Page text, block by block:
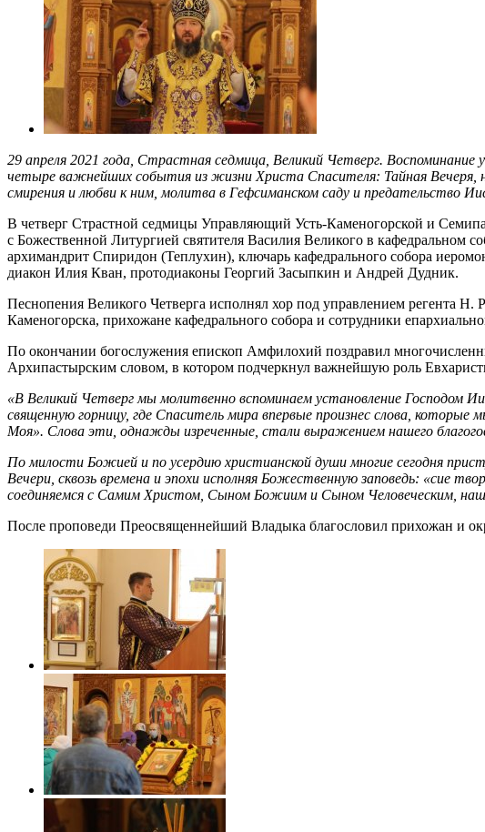
29 апреля 2021 года, Страстная седмица, Великий Четверг.
четыре важнейших события из жизни Христа Спасителя: Тайная Вечеря,
смирения и любви к ним, молитва в Гефсиманском саду и предательство
В четверг Страстной седмицы Управляющий Усть-Каменогорской и
с Божественной Литургией святителя Василия Великого в кафедральном
архимандрит Спиридон (Теплухин), ключарь кафедрального собора
диакон Илия Кван, протодиаконы Георгий Засыпкин и Андрей Дудник.
Песнопения Великого Четверга исполнял хор под управлением регента
Каменогорска, прихожане кафедрального собора и сотрудники
По окончании богослужения епископ Амфилохий поздравил
Архипастырским словом, в котором подчеркнул важнейшую роль
«В Великий Четверг мы молитвенно вспоминаем установление
священную горницу, где Спаситель мира впервые произнес слова,
Моя». Слова эти, однажды изреченные, стали выражением нашего
По милости Божией и по усердию христианской души многие сегодня
Вечери, сквозь времена и эпохи исполняя Божественную заповедь: «сие
соединяемся с Самим Христом, Сыном Божиим и Сыном Человеческим,
После проповеди Преосвященнейший Владыка благословил прихожан и